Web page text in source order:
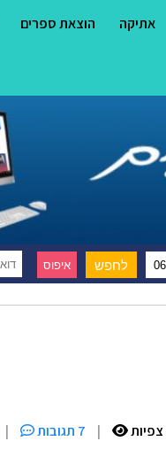
אתיקה הוצאת ספרים
| 7 תגובות |